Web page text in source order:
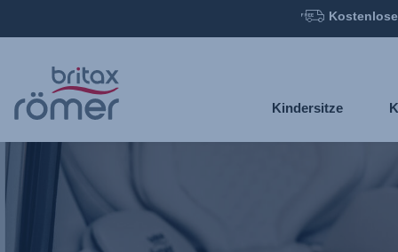
Hauptinhalt
springen
Kindersitze